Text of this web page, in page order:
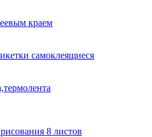
краем
самоклеящиеся
8 листов